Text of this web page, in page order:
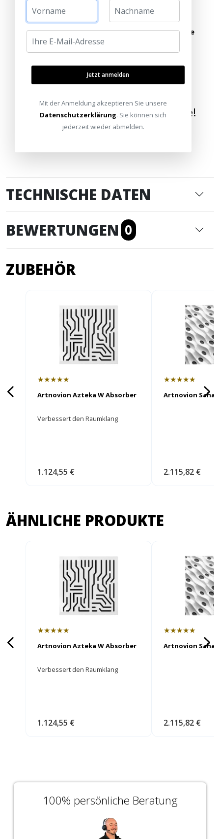
oder schreiben Sie uns:info@heimkinoraum.de
Wir bringen die Welt nach Hause!
TECHNISCHE DATEN
BEWERTUNGEN 0
ZUBEHÖR
★★★★★
Artnovion Azteka W Absorber
Verbessert den Raumklang
1.124,55 €
★★★★★
Artnovion
2.115,82 €
ÄHNLICHE PRODUKTE
★★★★★
Artnovion Azteka W Absorber
Verbessert den Raumklang
1.124,55 €
★★★★★
Artnovion
2.115,82 €
100% persönliche Beratung
Jetzt anmelden
Mit der Anmeldung akzeptieren Sie unsere
Datenschutzerklärung. Sie können sich
jederzeit wieder abmelden.